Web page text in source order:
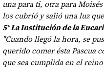
una para ti, otra para
los cubrió y salió una luz
5° La Institución de la
"Cuando llegó la hora, se
querido comer ésta Pascua
que sea cumplida en el